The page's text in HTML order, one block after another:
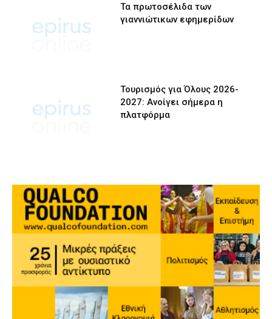
Τα πρωτοσέλιδα των
γιαννιώτικων εφημερίδων
Τουρισμός για Όλους 2026-
2027: Ανοίγει σήμερα η
πλατφόρμα